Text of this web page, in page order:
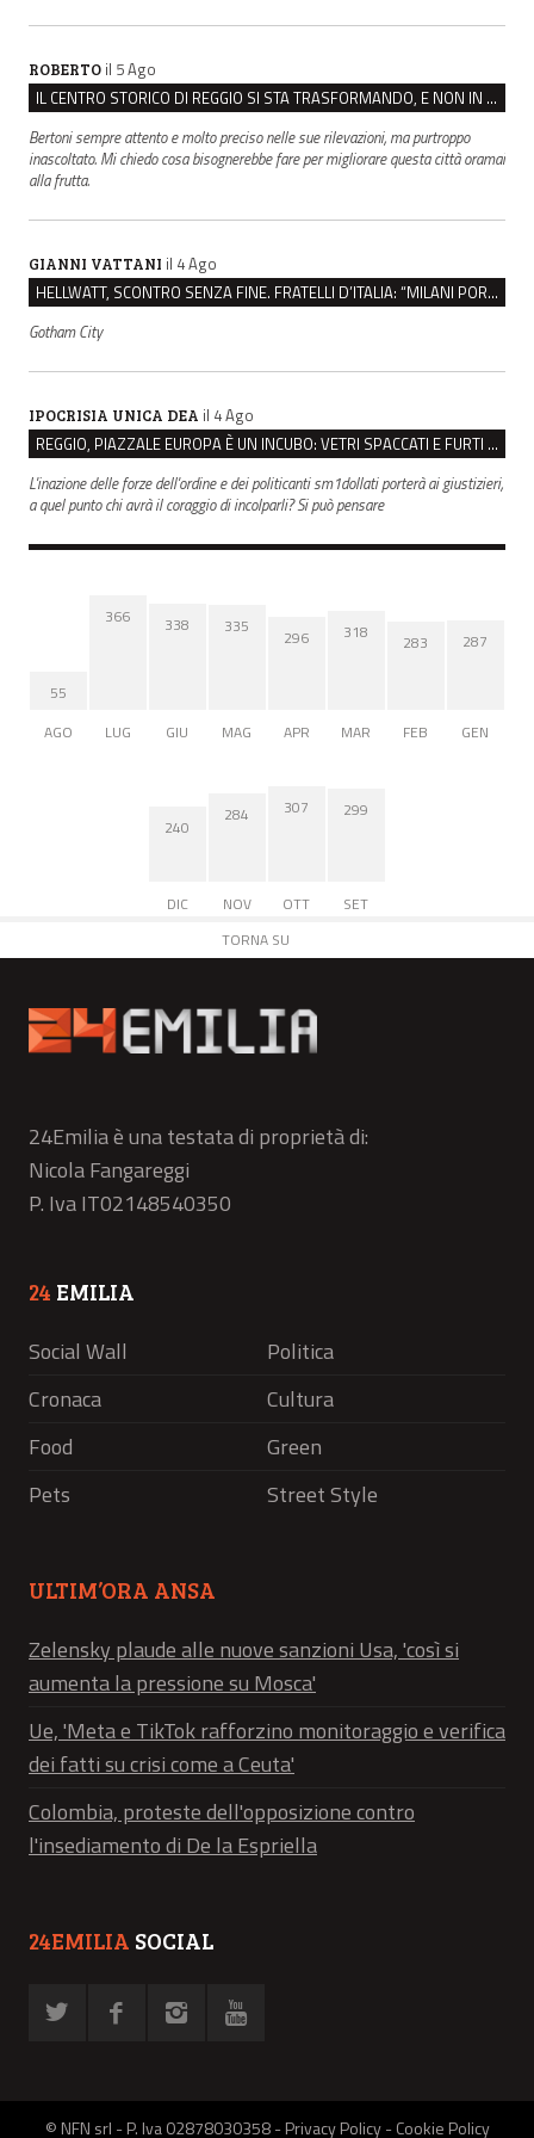
ROBERTO il 5 Ago
IL CENTRO STORICO DI REGGIO SI STA TRASFORMANDO, E NON IN MEGLIO
Bertoni sempre attento e molto preciso nelle sue rilevazioni, ma purtroppo
inascoltato. Mi chiedo cosa bisognerebbe fare per migliorare questa città oramai
alla frutta.
GIANNI VATTANI il 4 Ago
HELLWATT, SCONTRO SENZA FINE. FRATELLI D’ITALIA: “MILANI PORTA DOCUMENTI, DE FRANCO INSULTI”
Gotham City
IPOCRISIA UNICA DEA il 4 Ago
REGGIO, PIAZZALE EUROPA È UN INCUBO: VETRI SPACCATI E FURTI SULLE AUTO IN SOSTA
L'inazione delle forze dell'ordine e dei politicanti sm1dollati porterà ai giustizieri,
a quel punto chi avrà il coraggio di incolparli? Si può pensare
55
AGO
366
LUG
338
GIU
335
MAG
296
APR
318
MAR
283
FEB
287
GEN
240
DIC
284
NOV
307
OTT
299
SET
TORNA SU
24Emilia è una testata di proprietà di:
Nicola Fangareggi
P. Iva IT02148540350
24 EMILIA
Social Wall
Politica
Cronaca
Cultura
Food
Green
Pets
Street Style
ULTIM’ORA ANSA
Zelensky plaude alle nuove sanzioni Usa, 'così si
aumenta la pressione su Mosca'
Ue, 'Meta e TikTok rafforzino monitoraggio e verifica
dei fatti su crisi come a Ceuta'
Colombia, proteste dell'opposizione contro
l'insediamento di De la Espriella
24EMILIA SOCIAL
© NFN srl - P. Iva 02878030358 -Privacy Policy-Cookie Policy